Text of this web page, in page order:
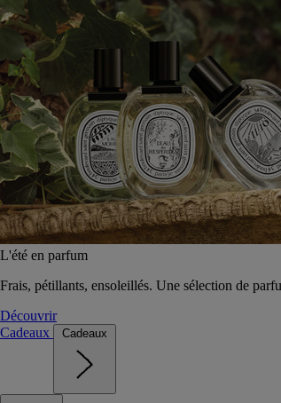
L'été en parfum
Frais, pétillants, ensoleillés. Une sélection de
Découvrir
Cadeaux
Cadeaux